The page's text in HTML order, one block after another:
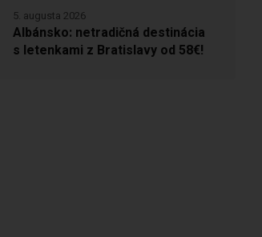
Albánsko: netradičná destinácia
s letenkami z Bratislavy od 58€!
5. augusta 2026